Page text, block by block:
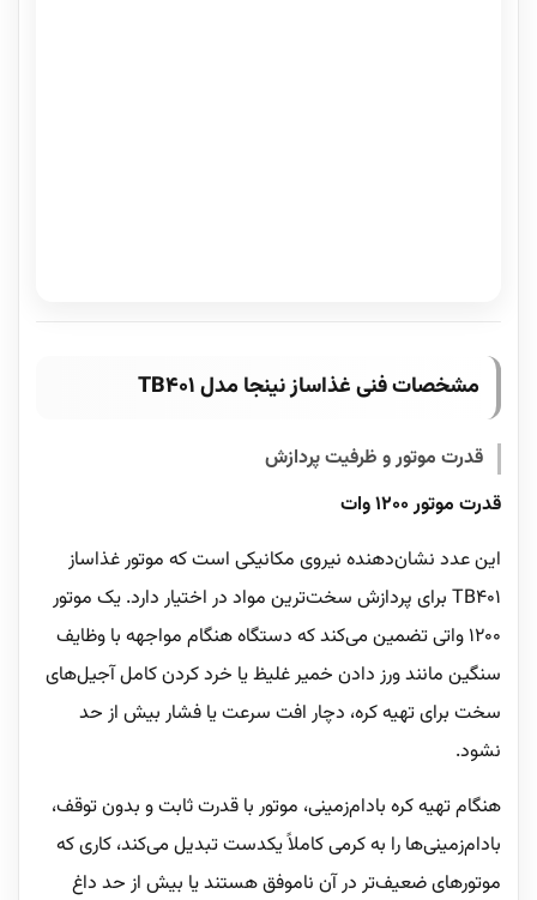
مشخصات فنی غذاساز نینجا مدل TB401
قدرت موتور و ظرفیت پردازش
قدرت موتور ۱۲۰۰ وات
این عدد نشان‌دهنده نیروی مکانیکی است که موتور غذاساز
TB401 برای پردازش سخت‌ترین مواد در اختیار دارد. یک موتور
۱۲۰۰ واتی تضمین می‌کند که دستگاه هنگام مواجهه با وظایف
سنگین مانند ورز دادن خمیر غلیظ یا خرد کردن کامل آجیل‌های
سخت برای تهیه کره، دچار افت سرعت یا فشار بیش از حد
نشود.
هنگام تهیه کره بادام‌زمینی، موتور با قدرت ثابت و بدون توقف،
بادام‌زمینی‌ها را به کرمی کاملاً یکدست تبدیل می‌کند، کاری که
موتورهای ضعیف‌تر در آن ناموفق هستند یا بیش از حد داغ